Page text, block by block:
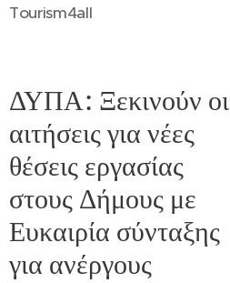
Tourism4all
ΔΥΠΑ: Ξεκινούν οι
αιτήσεις για νέες
θέσεις εργασίας
στους Δήμους με
Ευκαιρία σύνταξης
για ανέργους